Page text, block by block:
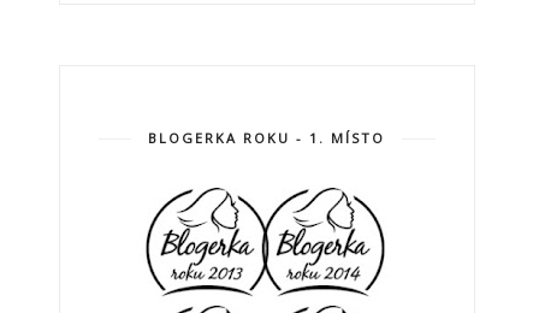
BLOGERKA ROKU - 1. MÍSTO